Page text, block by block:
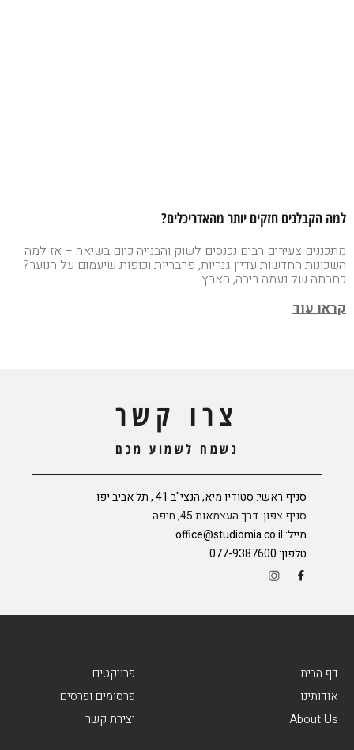
למה הקבלנים חזקים יותר מהאדריכלים?
מתכננים צעירים רבים נכנסים לשוק והבנייה כיום בשיאה – אז למה
השכונות החדשות עדיין גנריות, פרבריות וכופות שיעמום על הנוער?
כתבתה של נעמה ריבה, הארץ.
קראו עוד
צרו קשר
נשמח לשמוע מכם
סניף ראשי: סטודיו מיא, הנצי"ב 41 , תל אביב יפו
סניף צפון: דרך העצמאות 45, חיפה
מייל:office@studiomia.co.il
טלפון:077-9387600
דף הבית
אודותינו
About Us
פרויקטים
פרסומים ופרסים
יצירת קשר